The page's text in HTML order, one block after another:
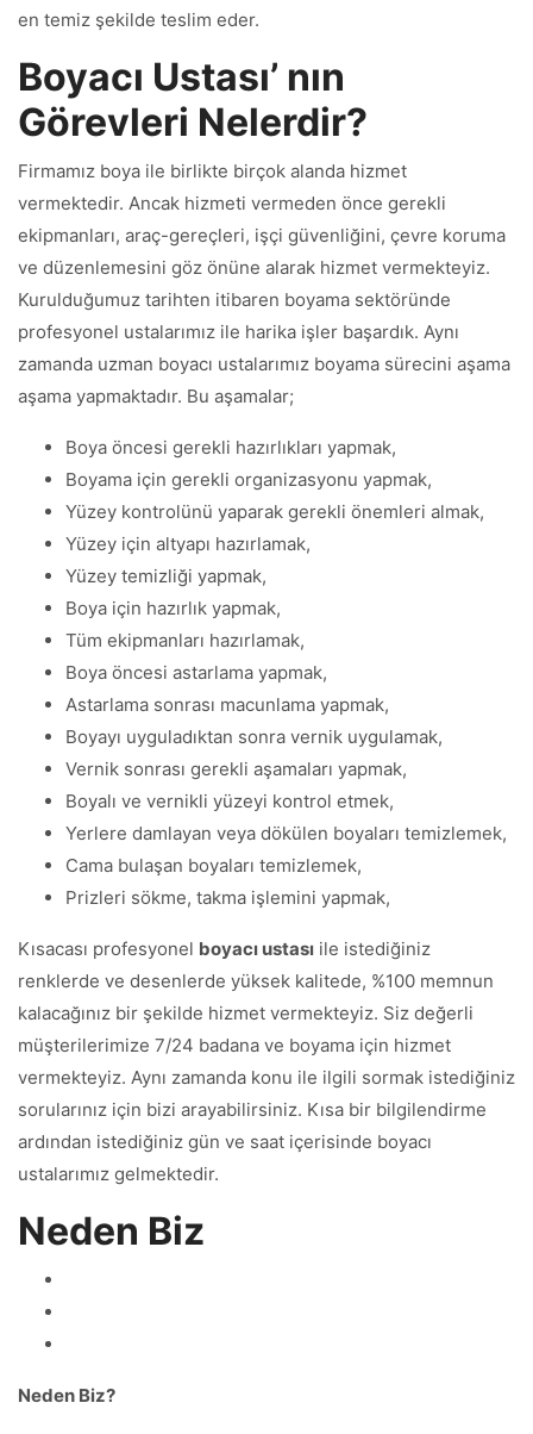
en temiz şekilde teslim eder.
Boyacı Ustası’ nın
Görevleri Nelerdir?
Firmamız boya ile birlikte birçok alanda hizmet
vermektedir. Ancak hizmeti vermeden önce gerekli
ekipmanları, araç-gereçleri, işçi güvenliğini, çevre koruma
ve düzenlemesini göz önüne alarak hizmet vermekteyiz.
Kurulduğumuz tarihten itibaren boyama sektöründe
profesyonel ustalarımız ile harika işler başardık. Aynı
zamanda uzman boyacı ustalarımız boyama sürecini aşama
aşama yapmaktadır. Bu aşamalar;
Boya öncesi gerekli hazırlıkları yapmak,
Boyama için gerekli organizasyonu yapmak,
Yüzey kontrolünü yaparak gerekli önemleri almak,
Yüzey için altyapı hazırlamak,
Yüzey temizliği yapmak,
Boya için hazırlık yapmak,
Tüm ekipmanları hazırlamak,
Boya öncesi astarlama yapmak,
Astarlama sonrası macunlama yapmak,
Boyayı uyguladıktan sonra vernik uygulamak,
Vernik sonrası gerekli aşamaları yapmak,
Boyalı ve vernikli yüzeyi kontrol etmek,
Yerlere damlayan veya dökülen boyaları temizlemek,
Cama bulaşan boyaları temizlemek,
Prizleri sökme, takma işlemini yapmak,
Kısacası profesyonel boyacı ustası ile istediğiniz
renklerde ve desenlerde yüksek kalitede, %100 memnun
kalacağınız bir şekilde hizmet vermekteyiz. Siz değerli
müşterilerimize 7/24 badana ve boyama için hizmet
vermekteyiz. Aynı zamanda konu ile ilgili sormak istediğiniz
sorularınız için bizi arayabilirsiniz. Kısa bir bilgilendirme
ardından istediğiniz gün ve saat içerisinde boyacı
ustalarımız gelmektedir.
Neden Biz
Neden Biz?